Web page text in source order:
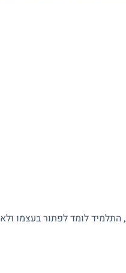
התלמיד לומד לפתור בעצמו ולא